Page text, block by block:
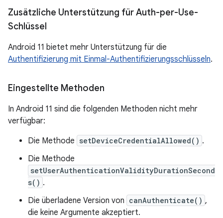
Zusätzliche Unterstützung für Auth-per-Use-
Schlüssel
Android 11 bietet mehr Unterstützung für die
Authentifizierung mit Einmal-Authentifizierungsschlüsseln.
Eingestellte Methoden
In Android 11 sind die folgenden Methoden nicht mehr
verfügbar:
Die Methode setDeviceCredentialAllowed() .
Die Methode
setUserAuthenticationValidityDurationSecond
s() .
Die überladene Version von canAuthenticate() ,
die keine Argumente akzeptiert.